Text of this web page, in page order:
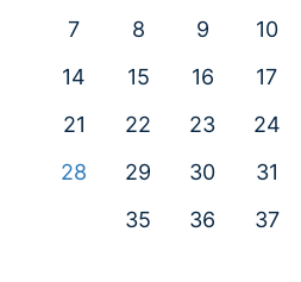
7
8 9 10
14
15 16 17
21
22 23 24
28
29 30 31
35
36 37